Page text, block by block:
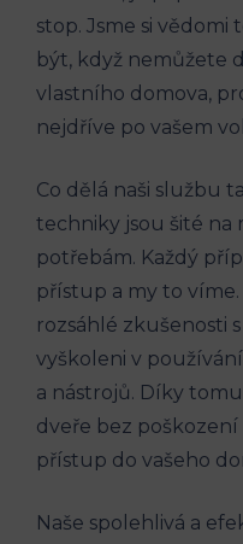
stop. Jsme si
‌být, když nemůžete
⁤vlastního domova,
nejdříve po​ vašem
Co dělá naši‍ službu
‌techniky jsou šité
potřebám. Každý
přístup a my to
rozsáhlé zkušenosti
vyškoleni⁣ v‍
a nástrojů. Díky
dveře bez
přístup do vašeho
Naše spolehlivá a